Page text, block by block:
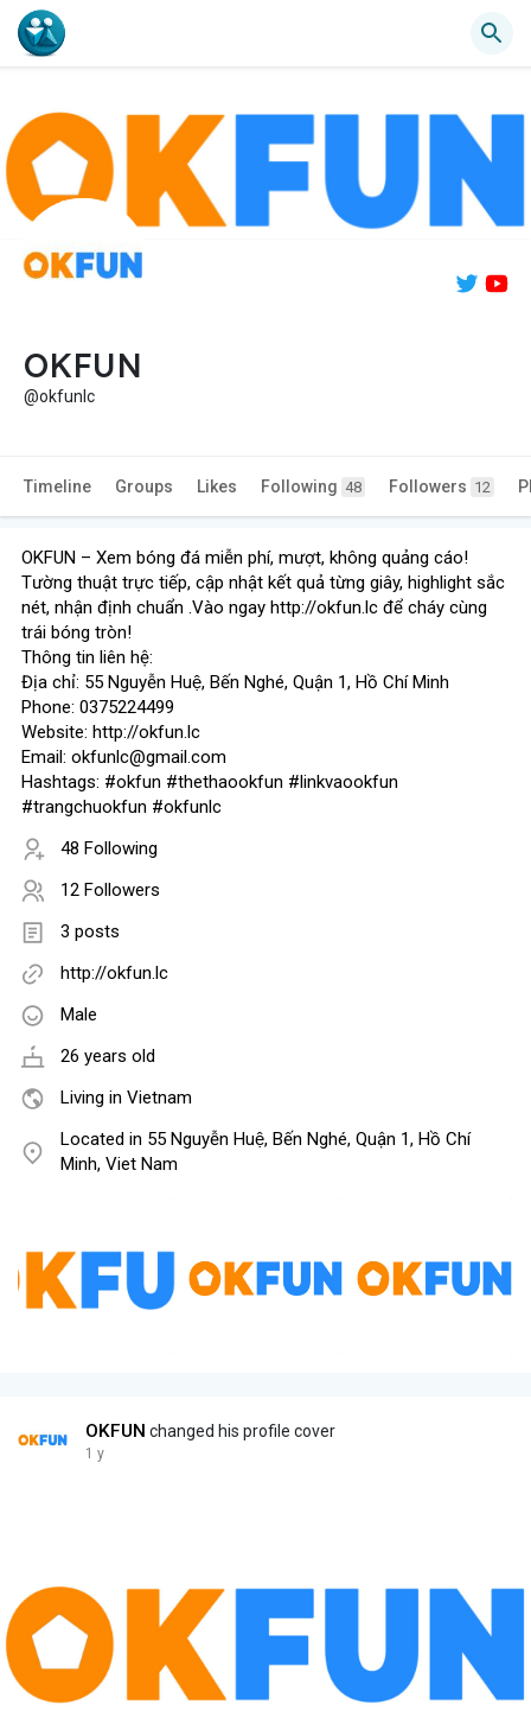
OKFUN
@okfunlc
Timeline Groups Likes Following 48 Followers 12
OKFUN – Xem bóng đá miễn phí, mượt, không quảng cáo!
Tường thuật trực tiếp, cập nhật kết quả từng giây, highlight sắc
nét, nhận định chuẩn .Vào ngay http://okfun.lc để cháy cùng
trái bóng tròn!
Thông tin liên hệ:
Địa chỉ: 55 Nguyễn Huệ, Bến Nghé, Quận 1, Hồ Chí Minh
Phone: 0375224499
Website: http://okfun.lc
Email: okfunlc@gmail.com
Hashtags: #okfun #thethaookfun #linkvaookfun
#trangchuokfun #okfunlc
48 Following
12 Followers
3 posts
http://okfun.lc
Male
26 years old
Living in Vietnam
Located in 55 Nguyễn Huệ, Bến Nghé, Quận 1, Hồ Chí
Minh, Viet Nam
OKFUN changed his profile cover
1 y